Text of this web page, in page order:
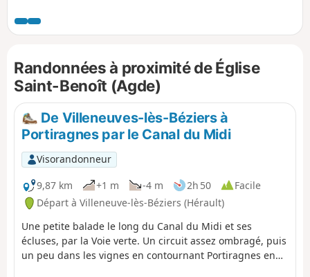
Loup.L'application Visorando est conseillée
Randonnées à proximité de Église
Saint-Benoît (Agde)
De Villeneuves-lès-Béziers à
Portiragnes par le Canal du Midi
Visorandonneur
9,87 km
+1 m -4 m 2h 50
Facile
Départ à Villeneuve-lès-Béziers (Hérault)
Une petite balade le long du Canal du Midi et ses
écluses, par la Voie verte. Un circuit assez ombragé, puis
un peu dans les vignes en contournant Portiragnes en